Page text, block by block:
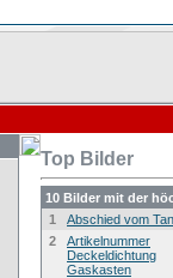
Top Bilder
10 Bilder mit der
1
Abschied vom
2
Artikelnummer
Deckeldichtung
Gaskasten